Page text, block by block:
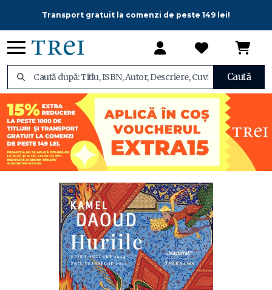
Transport gratuit la comenzi de peste 149 lei!
Caută